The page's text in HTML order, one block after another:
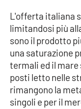
L'offerta italiana
limitandosi più
sono il prodotto
una saturazione
termali ed il mare
posti letto nelle
rimangono la
singoli e per il